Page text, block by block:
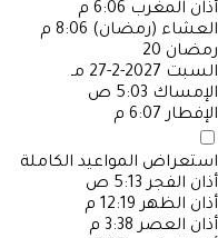
أذان المغرب 6:06 م
العشاء (رمضان) 8:06 م
رمضان 20
السبت 2027-2-27 مـ
الإمساك 5:03 ص
الإفطار 6:07 م
استعراض المواعيد الكاملة
أذان الفجر 5:13 ص
أذان الظهر 12:19 م
أذان العصر 3:38 م